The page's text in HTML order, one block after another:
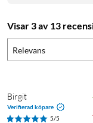
Visar 3 av 13
Relevans
Birgit
Verifierad köpare
5/5